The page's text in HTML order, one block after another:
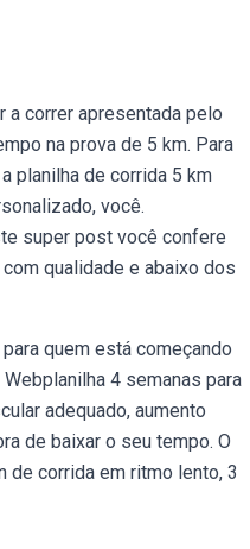
a correr apresentada pelo
na prova de 5 km. Para
planilha de corrida 5 km
você.
super post você confere
qualidade e abaixo dos
quem está começando
4 semanas para
adequado, aumento
de baixar o seu tempo. O
de corrida em ritmo lento, 3